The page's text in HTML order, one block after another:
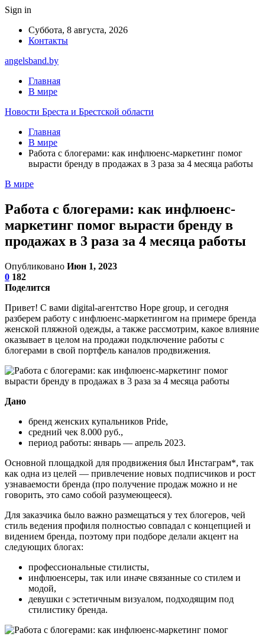
Sign in
Суббота, 8 августа, 2026
Контакты
angelsband.by
Главная
В мире
Новости Бреста и Брестской области
Главная
В мире
Работа с блогерами: как инфлюенс-маркетинг помог
вырасти бренду в продажах в 3 раза за 4 месяца работы
В мире
Работа с блогерами: как инфлюенс-
маркетинг помог вырасти бренду в
продажах в 3 раза за 4 месяца работы
Опубликовано Июн 1, 2023
0 182
Поделится
Привет! С вами digital-агентство Hope group, и сегодня
разберем работу с инфлюенс-маркетингом на примере бренда
женской пляжной одежды, а также рассмотрим, какое влияние
оказывает в целом на продажи подключение работы с
блогерами в свой портфель каналов продвижения.
Дано
бренд женских купальников Pride,
средний чек 8.000 руб.,
период работы: январь — апрель 2023.
Основной площадкой для продвижения был Инстаграм*, так
как одна из целей — привлечение новых подписчиков и рост
узнаваемости бренда (про получение продаж можно и не
говорить, это само собой разумеющееся).
Для заказчика было важно размещаться у тех блогеров, чей
стиль ведения профиля полностью совпадал с концепцией и
видением бренда, поэтому при подборе делали акцент на
следующих блогах:
профессиональные стилисты,
инфлюенсеры, так или иначе связанные со стилем и
модой,
девушки с эстетичным визуалом, подходящим под
стилистику бренда.